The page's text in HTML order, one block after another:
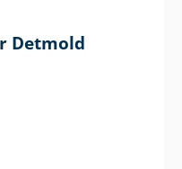
Detmold